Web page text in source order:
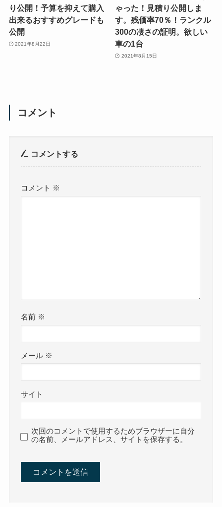
り公開！予算を抑えて購入
出来るおすすめグレードも
公開
2021年8月22日
ゃった！見積り公開しま
す。残価率70％！ランクル
300の凄さの証明。欲しい
車の1台
2021年8月15日
コメント
コメントする
コメント ※
名前 ※
メール ※
サイト
次回のコメントで使用するためブラウザーに自分
の名前、メールアドレス、サイトを保存する。